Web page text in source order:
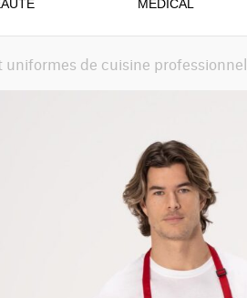
MÉDICAL
uniformes de cuisine professionnel